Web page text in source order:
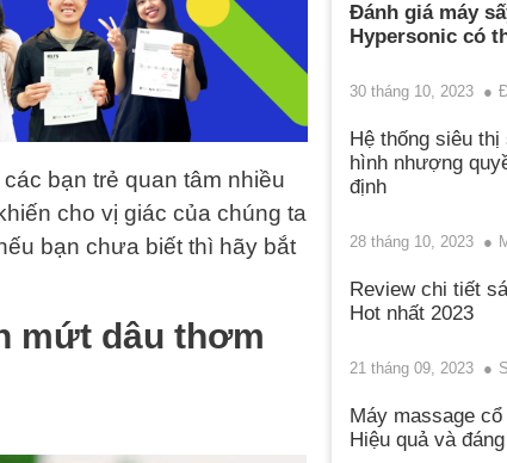
bạn trẻ quan tâm nhiều
cho vị giác của chúng ta
bạn chưa biết thì hãy bắt
mứt dâu thơm
Đánh giá máy
Hypersonic có
30 tháng 10, 2023
Hệ thống siêu
hình nhượng
định
28 tháng 10, 2023
Review chi tiết
Hot nhất 2023
21 tháng 09, 2023
Máy massage
Hiệu quả và